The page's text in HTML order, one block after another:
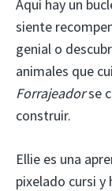
Aquí hay un
siente
genial o
animales que
Forrajeadorse
construir.
Ellie es una
pixelado cursi y